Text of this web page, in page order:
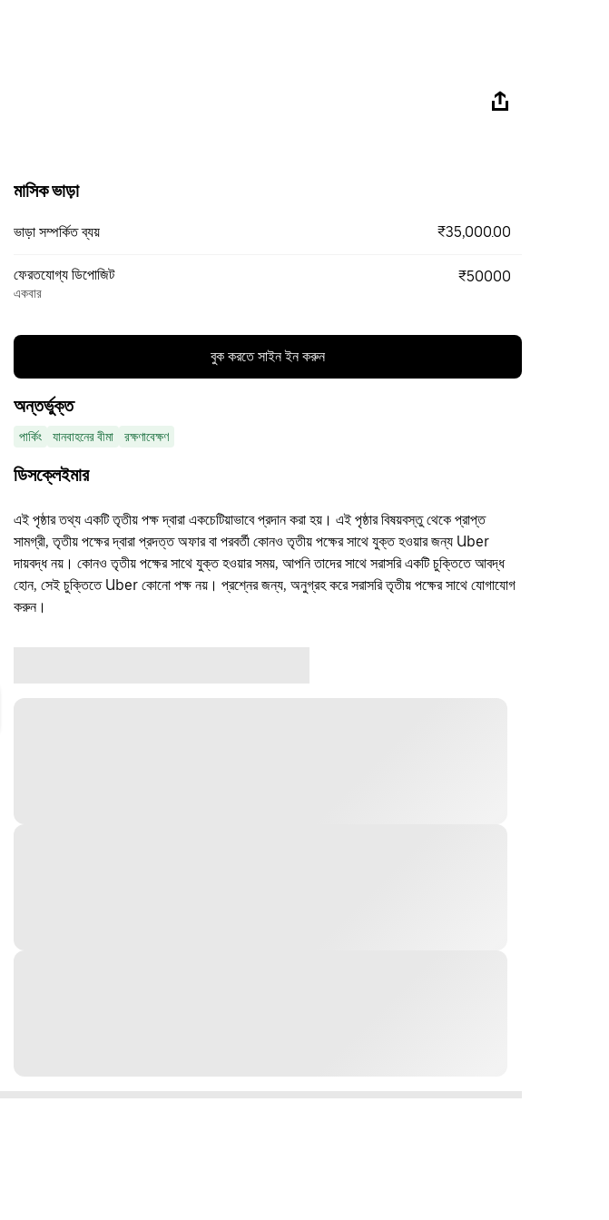
মাসিক ভাড়া
ভাড়া সম্পর্কিত ব্যয় ₹35,000.00
ফেরতযোগ্য ডিপোজিট
একবার
₹50000
বুক করতে সাইন ইন করুন
অন্তর্ভুক্ত
পার্কিং যানবাহনের বীমা রক্ষণাবেক্ষণ
ডিসক্লেইমার
এই পৃষ্ঠার তথ্য একটি তৃতীয় পক্ষ দ্বারা একচেটিয়াভাবে প্রদান করা হয়। এই পৃষ্ঠার বিষয়বস্তু থেকে প্রাপ্ত
সামগ্রী, তৃতীয় পক্ষের দ্বারা প্রদত্ত অফার বা পরবর্তী কোনও তৃতীয় পক্ষের সাথে যুক্ত হওয়ার জন্য Uber
দায়বদ্ধ নয়। কোনও তৃতীয় পক্ষের সাথে যুক্ত হওয়ার সময়, আপনি তাদের সাথে সরাসরি একটি চুক্তিতে আবদ্ধ
হোন, সেই চুক্তিতে Uber কোনো পক্ষ নয়। প্রশ্নের জন্য, অনুগ্রহ করে সরাসরি তৃতীয় পক্ষের সাথে যোগাযোগ
করুন।